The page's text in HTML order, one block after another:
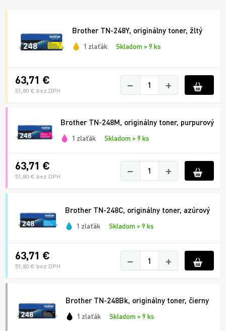
Brother TN-248Y, originálny toner, žltý
1 zlaťák Skladom > 9 ks
63,71 €
51,80 € bez DPH − +
Brother TN-248M, originálny toner, purpurový
1 zlaťák Skladom > 9 ks
63,71 €
51,80 € bez DPH − +
Brother TN-248C, originálny toner, azúrový
1 zlaťák Skladom > 9 ks
63,71 €
51,80 € bez DPH − +
Brother TN-248Bk, originálny toner, čierny
1 zlaťák Skladom > 9 ks